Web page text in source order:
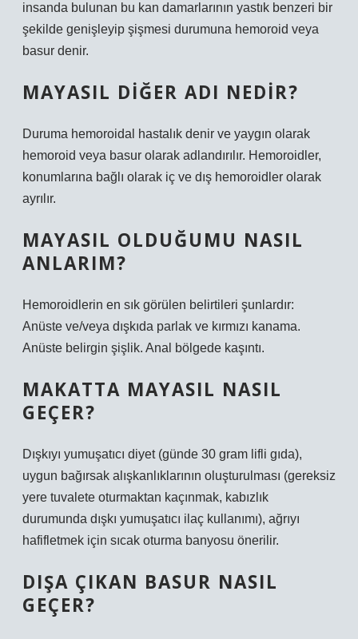
insanda bulunan bu kan damarlarının yastık benzeri bir
şekilde genişleyip şişmesi durumuna hemoroid veya
basur denir.
MAYASIL DIĞER ADI NEDIR?
Duruma hemoroidal hastalık denir ve yaygın olarak
hemoroid veya basur olarak adlandırılır. Hemoroidler,
konumlarına bağlı olarak iç ve dış hemoroidler olarak
ayrılır.
MAYASIL OLDUĞUMU NASIL
ANLARIM?
Hemoroidlerin en sık görülen belirtileri şunlardır:
Anüste ve/veya dışkıda parlak ve kırmızı kanama.
Anüste belirgin şişlik. Anal bölgede kaşıntı.
MAKATTA MAYASIL NASIL
GEÇER?
Dışkıyı yumuşatıcı diyet (günde 30 gram lifli gıda),
uygun bağırsak alışkanlıklarının oluşturulması (gereksiz
yere tuvalete oturmaktan kaçınmak, kabızlık
durumunda dışkı yumuşatıcı ilaç kullanımı), ağrıyı
hafifletmek için sıcak oturma banyosu önerilir.
DIŞA ÇIKAN BASUR NASIL
GEÇER?